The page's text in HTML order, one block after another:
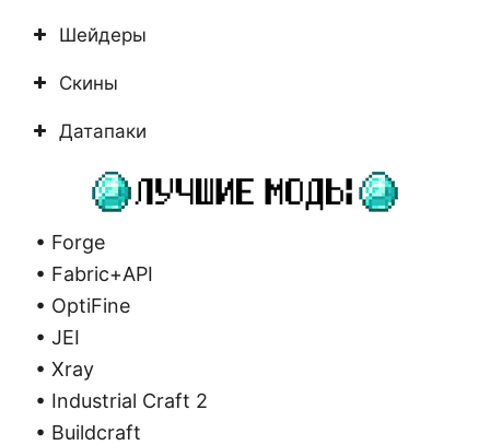
Шейдеры
Скины
Датапаки
• Forge
• Fabric+API
• OptiFine
• JEI
• Xray
• Industrial Craft 2
• Buildcraft